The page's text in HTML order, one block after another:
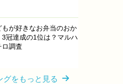
もが好きなお弁当のおか
3冠達成の1位は？マルハ
ロ調査
グをもっと見る